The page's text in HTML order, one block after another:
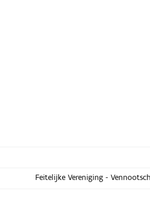
Feitelijke Vereniging -